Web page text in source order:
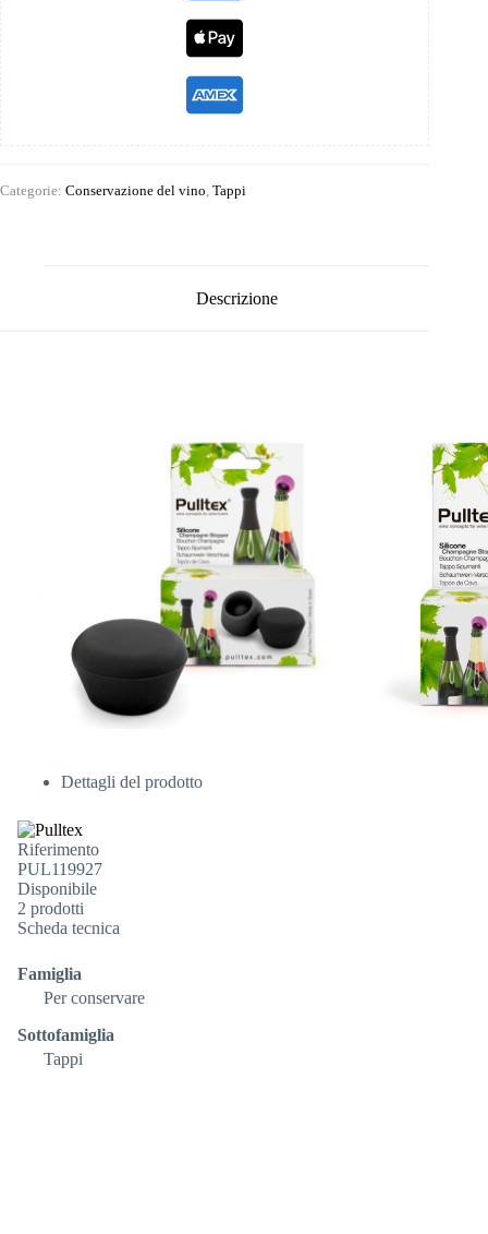
Categorie: Conservazione del vino Tappi
Descrizione
Dettagli del prodotto
Riferimento
PUL119927
Disponibile
2 prodotti
Scheda tecnica
Famiglia
Per conservare
Sottofamiglia
Tappi